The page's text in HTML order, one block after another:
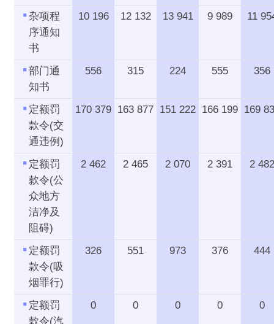
杂项程
序通知
书
10 196 12 132 13 941 9 989 11
部门通
知书
556 315 224 555 356
定额罚
款令(交
通违例)
170 379 163 877 151 222 166 199 169
定额罚
款令(公
众地方
洁净及
阻碍)
2 462 2 465 2 070 2 391 2 482
定额罚
款令(吸
烟罪行)
326 551 973 376 444
定额罚
款令(汽
0 0 0 0 0